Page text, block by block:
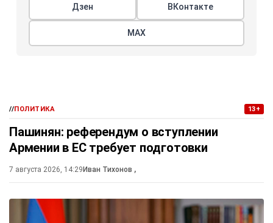
Дзен ВКонтакте
МАХ
//ПОЛИТИКА 13+
Пашинян: референдум о вступлении
Армении в ЕС требует подготовки
7 августа 2026, 14:29 Иван Тихонов ,